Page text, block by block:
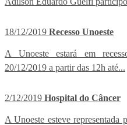
18/12/2019 Recesso Unoeste
A Unoeste estará em
20/12/2019 a partir das 12h até...
2/12/2019 Hospital do Câncer
A Unoeste esteve